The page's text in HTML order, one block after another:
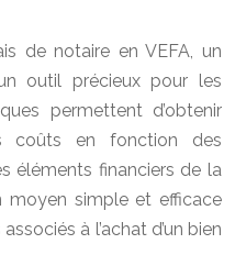
de notaire en VEFA, un
outil précieux pour les
permettent d’obtenir
coûts en fonction des
éléments financiers de la
moyen simple et efficace
à l’achat d’un bien